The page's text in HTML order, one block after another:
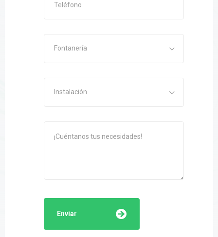
Fontanería
Instalación
Enviar